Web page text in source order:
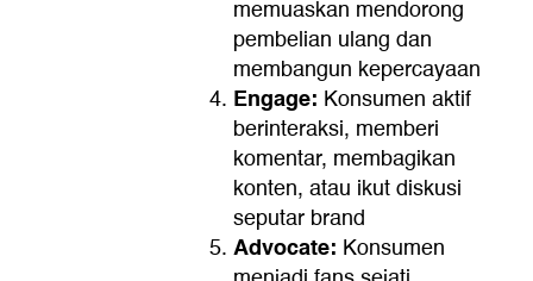
memuaskan mendorong
pembelian ulang dan
membangun kepercayaan
Engage: Konsumen aktif
berinteraksi, memberi
komentar, membagikan
konten, atau ikut diskusi
seputar brand
Advocate: Konsumen